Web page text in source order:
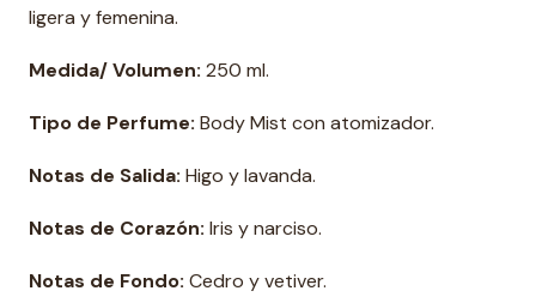
ligera y femenina.
Medida/ Volumen: 250 ml.
Tipo de Perfume: Body Mist con atomizador.
Notas de Salida: Higo y lavanda.
Notas de Corazón: Iris y narciso.
Notas de Fondo: Cedro y vetiver.